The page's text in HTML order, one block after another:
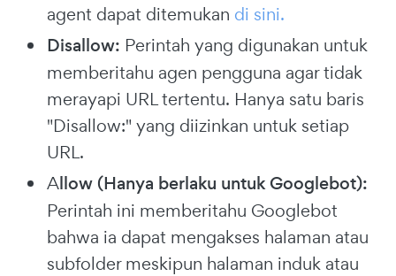
agent dapat ditemukan di sini.
Disallow: Perintah yang digunakan untuk
memberitahu agen pengguna agar tidak
merayapi URL tertentu. Hanya satu baris
"Disallow:" yang diizinkan untuk setiap
URL.
Allow(Hanya berlaku untuk Googlebot):
Perintah ini memberitahu Googlebot
bahwa ia dapat mengakses halaman atau
subfolder meskipun halaman induk atau